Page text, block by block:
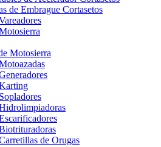
de Embrague Cortasetos
Motosierra
de Orugas